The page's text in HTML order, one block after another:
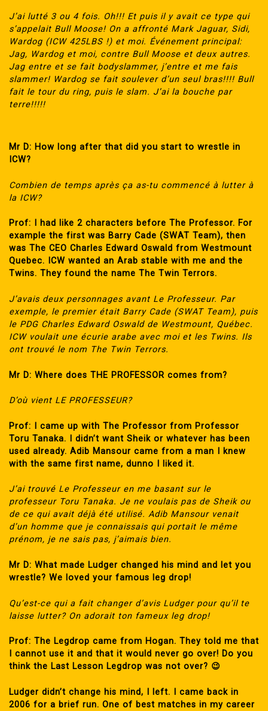
J’ai lutté 3 ou 4 fois. Oh!!! Et puis il y avait ce type qui
s’appelait Bull Moose! On a affronté Mark Jaguar, Sidi,
Wardog (ICW 425LBS !) et moi. Événement principal:
Jag, Wardog et moi, contre Bull Moose et deux autres.
Jag entre et se fait bodyslammer, j’entre et me fais
slammer! Wardog se fait soulever d’un seul bras!!!! Bull
fait le tour du ring, puis le slam. J’ai la bouche par
terre!!!!!
Mr D: How long after that did you start to wrestle in
ICW?
Combien de temps après ça as-tu commencé à lutter à
la ICW?
Prof: I had like 2 characters before The Professor. For
example the first was Barry Cade (SWAT Team), then
was The CEO Charles Edward Oswald from Westmount
Quebec. ICW wanted an Arab stable with me and the
Twins. They found the name The Twin Terrors.
J’avais deux personnages avant Le Professeur. Par
exemple, le premier était Barry Cade (SWAT Team), puis
le PDG Charles Edward Oswald de Westmount, Québec.
ICW voulait une écurie arabe avec moi et les Twins. Ils
ont trouvé le nom The Twin Terrors.
Mr D: Where does THE PROFESSOR comes from?
D’où vient LE PROFESSEUR?
Prof: I came up with The Professor from Professor
Toru Tanaka. I didn’t want Sheik or whatever has been
used already. Adib Mansour came from a man I knew
with the same first name, dunno I liked it.
J’ai trouvé Le Professeur en me basant sur le
professeur Toru Tanaka. Je ne voulais pas de Sheik ou
de ce qui avait déjà été utilisé. Adib Mansour venait
d’un homme que je connaissais qui portait le même
prénom, je ne sais pas, j’aimais bien.
Mr D: What made Ludger changed his mind and let you
wrestle? We loved your famous leg drop!
Qu’est-ce qui a fait changer d’avis Ludger pour qu’il te
laisse lutter? On adorait ton fameux leg drop!
Prof: The Legdrop came from Hogan. They told me that
I cannot use it and that it would never go over! Do you
think the Last Lesson Legdrop was not over? 😉
Ludger didn’t change his mind, I left. I came back in
2006 for a brief run. One of best matches in my career